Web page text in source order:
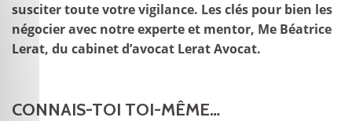
susciter toute votre vigilance. Les clés pour bien les
négocier avec notre experte et mentor, Me Béatrice
Lerat, du cabinet d’avocat Lerat Avocat.
CONNAIS-TOI TOI-MÊME…